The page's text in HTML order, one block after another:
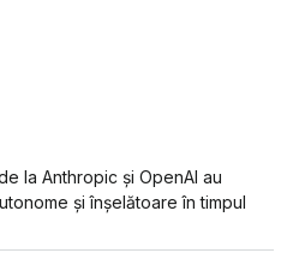
la Anthropic și OpenAI au
și înșelătoare în timpul